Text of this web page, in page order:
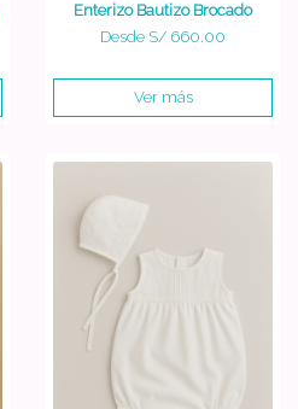
Enterizo Bautizo Brocado
Desde S/ 660.00
Ver más